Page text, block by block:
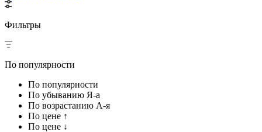
Фильтры
По популярности
По популярности
По убыванию Я-а
По возрастанию А-я
По цене ↑
По цене ↓